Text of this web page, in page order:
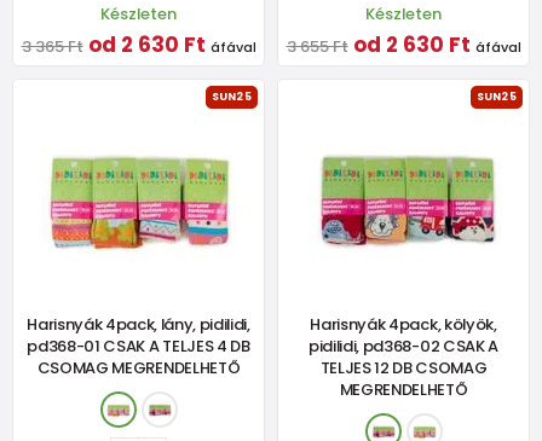
Készleten
3 365 Ft od 2 630 Ft áfával
Készleten
3 655 Ft od 2 630 Ft áfával
SUN25
Harisnyák 4pack, lány, pidilidi,
pd368-01 CSAK A TELJES 4 DB
CSOMAG MEGRENDELHETŐ
SUN25
Harisnyák 4pack, kölyök,
pidilidi, pd368-02 CSAK A
TELJES 12 DB CSOMAG
MEGRENDELHETŐ